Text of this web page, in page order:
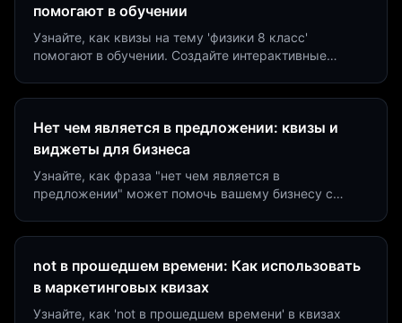
помогают в обучении
Узнайте, как квизы на тему 'физики 8 класс'
помогают в обучении. Создайте интерактивные
Нет чем является в предложении: квизы и
виджеты для бизнеса
Узнайте, как фраза "нет чем является в
предложении" может помочь вашему бизнесу с
not в прошедшем времени: Как использовать
в маркетинговых квизах
Узнайте, как 'not в прошедшем времени' в квизах